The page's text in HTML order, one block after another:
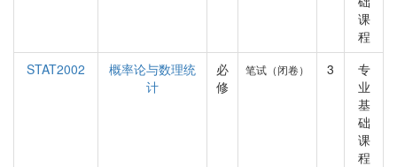
课
程
STAT2002
概率论与数理统
计
必
修
笔试（闭卷） 3
专
业
基
础
课
程